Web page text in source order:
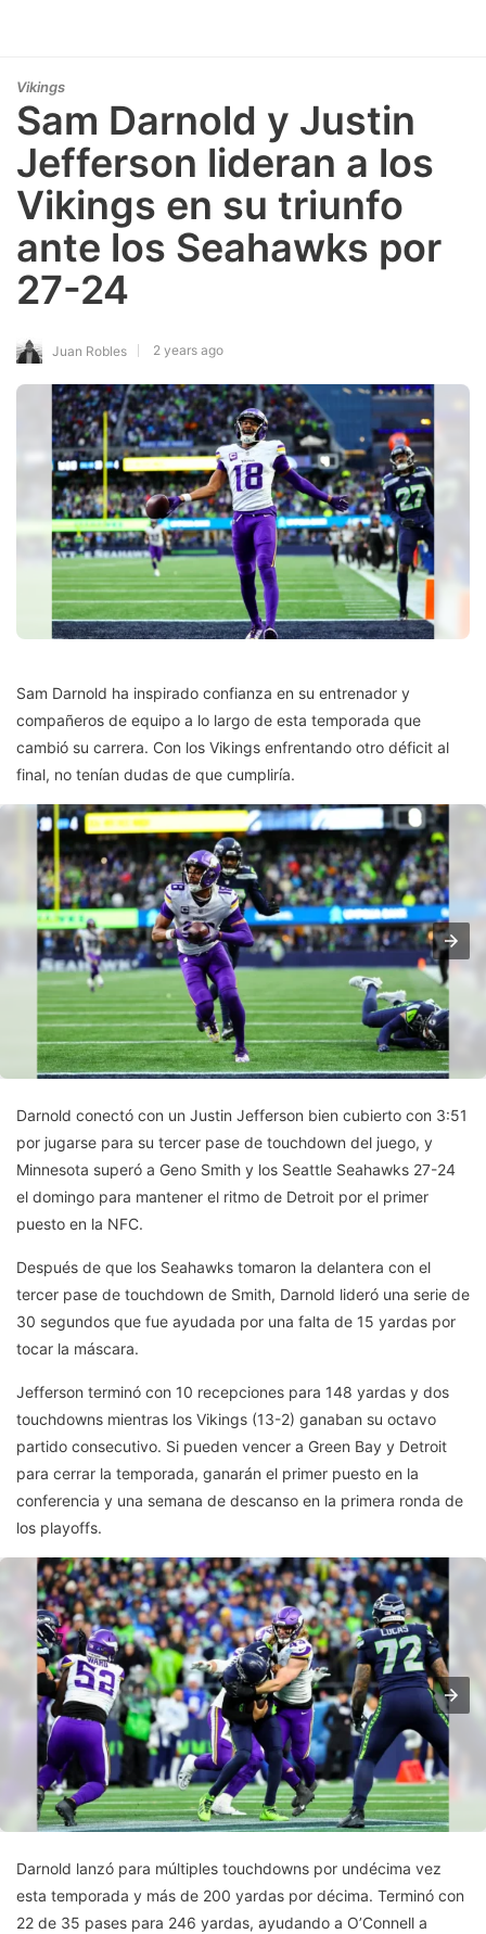
Vikings
Sam Darnold y Justin
Jefferson lideran a los
Vikings en su triunfo
ante los Seahawks por
27-24
Juan Robles 2 years ago
Sam Darnold ha inspirado confianza en su entrenador y
compañeros de equipo a lo largo de esta temporada que
cambió su carrera. Con los Vikings enfrentando otro déficit al
final, no tenían dudas de que cumpliría.
Darnold conectó con un Justin Jefferson bien cubierto con 3:51
por jugarse para su tercer pase de touchdown del juego, y
Minnesota superó a Geno Smith y los Seattle Seahawks 27-24
el domingo para mantener el ritmo de Detroit por el primer
puesto en la NFC.
Después de que los Seahawks tomaron la delantera con el
tercer pase de touchdown de Smith, Darnold lideró una serie de
30 segundos que fue ayudada por una falta de 15 yardas por
tocar la máscara.
Jefferson terminó con 10 recepciones para 148 yardas y dos
touchdowns mientras los Vikings (13-2) ganaban su octavo
partido consecutivo. Si pueden vencer a Green Bay y Detroit
para cerrar la temporada, ganarán el primer puesto en la
conferencia y una semana de descanso en la primera ronda de
los playoffs.
Darnold lanzó para múltiples touchdowns por undécima vez
esta temporada y más de 200 yardas por décima. Terminó con
22 de 35 pases para 246 yardas, ayudando a O’Connell a